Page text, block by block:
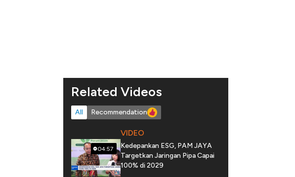
Related Videos
All Recommendation
04:57
VIDEO
Kedepankan ESG, PAM JAYA
Targetkan Jaringan Pipa Capai
100% di 2029